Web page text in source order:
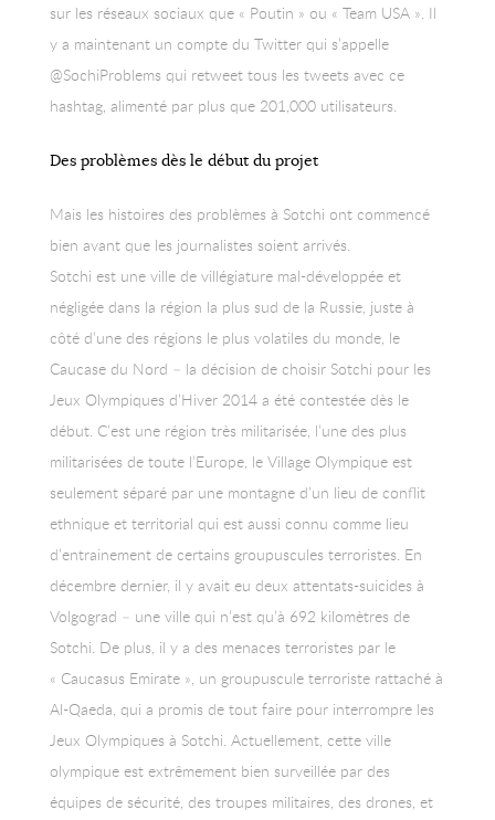
sur les réseaux sociaux que « Poutin » ou « Team USA ». Il
y a maintenant un compte du Twitter qui s’appelle
@SochiProblems qui retweet tous les tweets avec ce
hashtag, alimenté par plus que 201,000 utilisateurs.
Des problèmes dès le début du projet
Mais les histoires des problèmes à Sotchi ont commencé
bien avant que les journalistes soient arrivés.
Sotchi est une ville de villégiature mal-développée et
négligée dans la région la plus sud de la Russie, juste à
côté d’une des régions le plus volatiles du monde, le
Caucase du Nord – la décision de choisir Sotchi pour les
Jeux Olympiques d’Hiver 2014 a été contestée dès le
début. C’est une région très militarisée, l’une des plus
militarisées de toute l’Europe, le Village Olympique est
seulement séparé par une montagne d’un lieu de conflit
ethnique et territorial qui est aussi connu comme lieu
d’entrainement de certains groupuscules terroristes. En
décembre dernier, il y avait eu deux attentats-suicides à
Volgograd – une ville qui n’est qu’à 692 kilomètres de
Sotchi. De plus, il y a des menaces terroristes par le
« Caucasus Emirate », un groupuscule terroriste rattaché à
Al-Qaeda, qui a promis de tout faire pour interrompre les
Jeux Olympiques à Sotchi. Actuellement, cette ville
olympique est extrêmement bien surveillée par des
équipes de sécurité, des troupes militaires, des drones, et